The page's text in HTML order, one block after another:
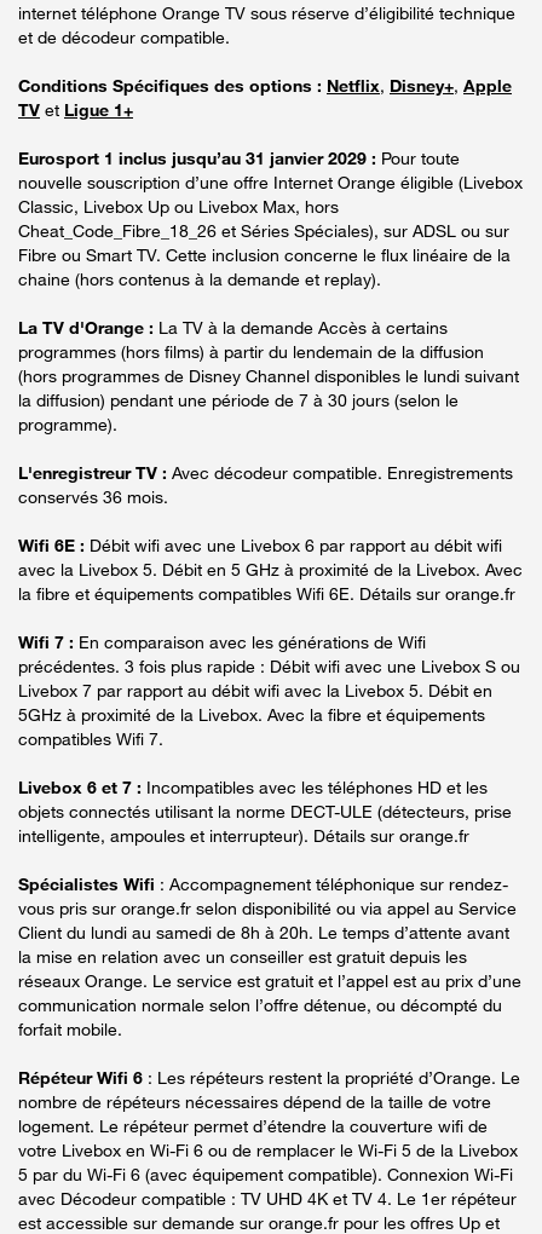
internet téléphone Orange TV sous réserve d’éligibilité technique
et de décodeur compatible.
Conditions Spécifiques des options : Netflix, Disney+, Apple
TV et Ligue 1+
Eurosport 1 inclus jusqu’au 31 janvier 2029 : Pour toute
nouvelle souscription d’une offre Internet Orange éligible (Livebox
Classic, Livebox Up ou Livebox Max, hors
Cheat_Code_Fibre_18_26 et Séries Spéciales), sur ADSL ou sur
Fibre ou Smart TV. Cette inclusion concerne le flux linéaire de la
chaine (hors contenus à la demande et replay).
La TV d'Orange : La TV à la demande Accès à certains
programmes (hors films) à partir du lendemain de la diffusion
(hors programmes de Disney Channel disponibles le lundi suivant
la diffusion) pendant une période de 7 à 30 jours (selon le
programme).
L'enregistreur TV : Avec décodeur compatible. Enregistrements
conservés 36 mois.
Wifi 6E : Débit wifi avec une Livebox 6 par rapport au débit wifi
avec la Livebox 5. Débit en 5 GHz à proximité de la Livebox. Avec
la fibre et équipements compatibles Wifi 6E. Détails sur orange.fr
Wifi 7 : En comparaison avec les générations de Wifi
précédentes. 3 fois plus rapide : Débit wifi avec une Livebox S ou
Livebox 7 par rapport au débit wifi avec la Livebox 5. Débit en
5GHz à proximité de la Livebox. Avec la fibre et équipements
compatibles Wifi 7.
Livebox 6 et 7 : Incompatibles avec les téléphones HD et les
objets connectés utilisant la norme DECT-ULE (détecteurs, prise
intelligente, ampoules et interrupteur). Détails sur orange.fr
Spécialistes Wifi : Accompagnement téléphonique sur rendez-
vous pris sur orange.fr selon disponibilité ou via appel au Service
Client du lundi au samedi de 8h à 20h. Le temps d’attente avant
la mise en relation avec un conseiller est gratuit depuis les
réseaux Orange. Le service est gratuit et l’appel est au prix d’une
communication normale selon l’offre détenue, ou décompté du
forfait mobile.
Répéteur Wifi 6 : Les répéteurs restent la propriété d’Orange. Le
nombre de répéteurs nécessaires dépend de la taille de votre
logement. Le répéteur permet d’étendre la couverture wifi de
votre Livebox en Wi-Fi 6 ou de remplacer le Wi-Fi 5 de la Livebox
5 par du Wi-Fi 6 (avec équipement compatible). Connexion Wi-Fi
avec Décodeur compatible : TV UHD 4K et TV 4. Le 1er répéteur
est accessible sur demande sur orange.fr pour les offres Up et